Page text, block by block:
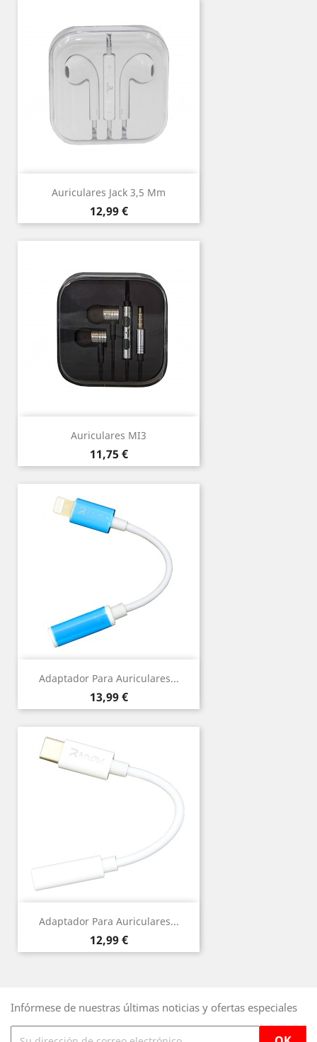
Auriculares Jack 3,5 Mm
Precio
12,99 €
Auriculares MI3
Precio
11,75 €
Adaptador Para Auriculares...
Precio
13,99 €
Adaptador Para Auriculares...
Precio
12,99 €
Infórmese de nuestras últimas noticias y ofertas especiales